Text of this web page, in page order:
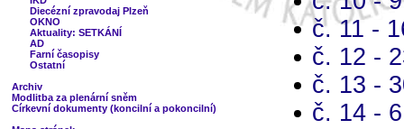
Diecézní zpravodaj Plzeň
OKNO
Aktuality: SETKÁNÍ
AD
Farní časopisy
Ostatní
Archiv
Modlitba za plenární sněm
Církevní dokumenty (koncilní a pokoncilní)
č. 11 -
č. 12 -
č. 13 -
č. 14 -